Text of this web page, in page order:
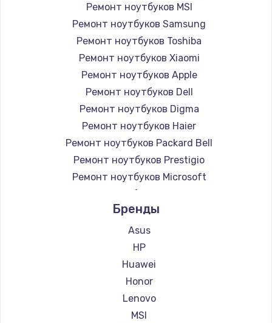
Ремонт ноутбуков MSI
Ремонт ноутбуков Samsung
Ремонт ноутбуков Toshiba
Ремонт ноутбуков Xiaomi
Ремонт ноутбуков Apple
Ремонт ноутбуков Dell
Ремонт ноутбуков Digma
Ремонт ноутбуков Haier
Ремонт ноутбуков Packard Bell
Ремонт ноутбуков Prestigio
Ремонт ноутбуков Microsoft
Ремонт ноутбуков Alienware
Ремонт ноутбуков Aquarius
Ремонт ноутбуков Gigabyte
Ремонт ноутбуков Aorus
Ремонт ноутбуков Maibenben
Ремонт ноутбуков Getac
Ремонт ноутбуков Epson
Ремонт ноутбуков Philips
Бренды
Asus
HP
Huawei
Honor
Lenovo
MSI